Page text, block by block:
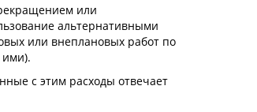
или
альтернативными
или внеплановых работ по
ими).
с этим расходы отвечает